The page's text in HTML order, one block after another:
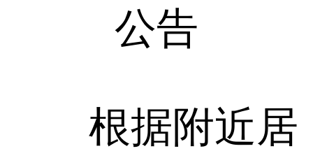
公告
根据附近居